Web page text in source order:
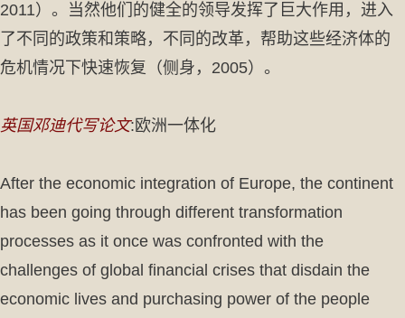
2011）。当然他们的健全的领导发挥了巨大作用，进入
了不同的政策和策略，不同的改革，帮助这些经济体的
危机情况下快速恢复（侧身，2005）。
英国邓迪代写论文:欧洲一体化
After the economic integration of Europe, the continent
has been going through different transformation
processes as it once was confronted with the
challenges of global financial crises that disdain the
economic lives and purchasing power of the people